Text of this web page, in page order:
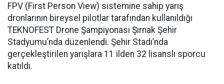
FPV (First Person View) sistemine sahip yarış
dronlarının bireysel pilotlar tarafından kullanıldığı
TEKNOFEST Drone Şampiyonası Şırnak Şehir
Stadyumu’nda düzenlendi. Şehir Stadı’nda
gerçekleştirilen yarışlara 11 ilden 32 lisanslı sporcu
katıldı.